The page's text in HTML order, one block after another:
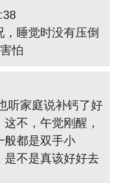
睡觉时没有压倒
怕
听家庭说补钙了好
不，午觉刚醒，
般都是双手小
是不是真该好好去